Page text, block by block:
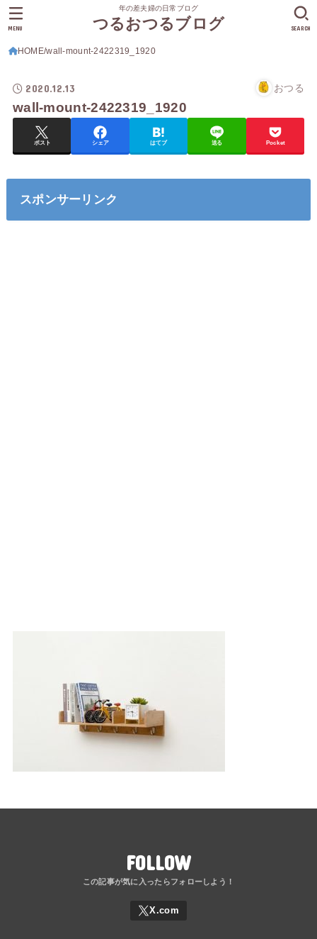
年の差夫婦の日常ブログ
つるおつるブログ SEARCH
MENU
HOME wall-mount-2422319_1920
2020.12.13 おつる
wall-mount-2422319_1920
ポスト シェア はてブ 送る Pocket
スポンサーリンク
FOLLOW